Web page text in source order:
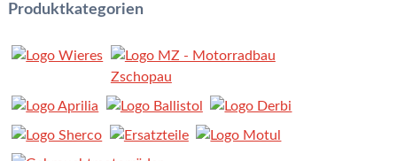
Produktkategorien